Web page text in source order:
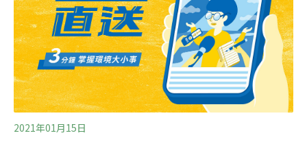
會勘，會勘後決定要求業者控制放養規模，也將輔導業者
提出申請。第三河川局副局長張稚煇接受媒體聯訪時說，
他們沒有禁止業者放養水牛，但依水利法規定，飼主在河
川地養牛須獲得許可，河川局會和相關單位合作輔導飼主
提出申請，讓業者合法養牛，民眾仍有牛群可欣賞。
2021年01月15日